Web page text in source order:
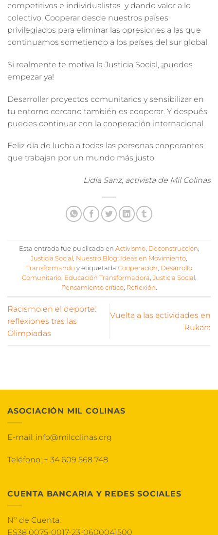
competitivos e individualistas y dando valor a lo
colectivo. Cooperar desde nuestros países
privilegiados para eliminar las opresiones a las que
continuamos sometiendo a los países del sur global.
Si realmente te motiva la Justicia Social, ¡puedes
empezar ya!
Desarrollar proyectos comunitarios y sensibilizar en
tu entorno cercano también es cooperar. Y después
puedes continuar con la cooperación internacional.
Feliz día de lucha a todas las personas cooperantes
que trabajan por un mundo más justo.
Lidia Sanz, activista de Mil Colinas
Esta entrada fue publicada en Activismo, Deconstrucción
Justicia Social Nuestro Blog: Ideas en Movimiento
Transformandoy etiquetada Cooperación Desarrollo
Comunitario, Educación Transformadora Justicia Social
Pensamiento crítico, Reflexión
Racismo en el deporte:
reflexiones tras las
Olimpiadas
Vuelta a las actividades en
Rukara
ASOCIACIÓN MIL COLINAS
E-mail: info@milcolinas.org
Teléfono: + 34 609 568 748
CUENTA BANCARIA Y REDES SOCIALES
Nº de Cuenta:
ES38 0075-0017-23-0600041500